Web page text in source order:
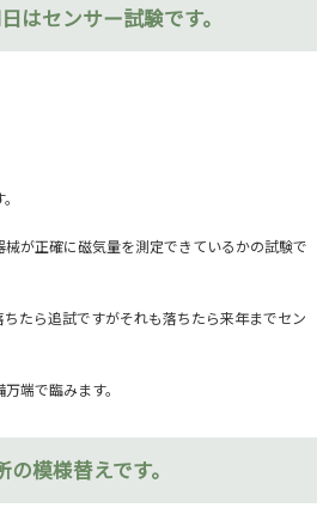
はセンサー試験です。
が正確に磁気量を測定できているかの試験で
たら追試ですがそれも落ちたら来年までセン
端で臨みます。
の模様替えです。